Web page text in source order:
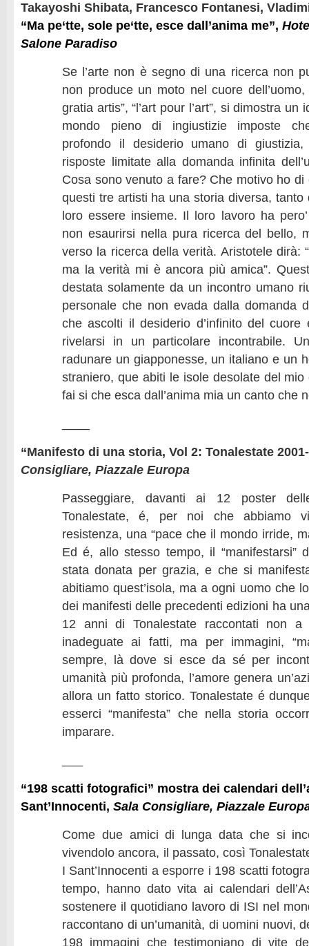
Takayoshi Shibata, Francesco Fontanesi,
“Ma pe‘tte, sole pe‘tte, esce dall’anima me”,
Salone Paradiso
Se l’arte non è segno di una ricerca non
non produce un moto nel cuore dell’uomo,
gratia artis”, “l’art pour l’art”, si dimostra
mondo pieno di ingiustizie imposte
profondo il desiderio umano di
risposte limitate alla domanda infinita
Cosa sono venuto a fare? Che motivo ho
questi tre artisti ha una storia diversa, tanto
loro essere insieme. Il loro lavoro ha
non esaurirsi nella pura ricerca del bello,
verso la ricerca della verità. Aristotele dirà:
ma la verità mi è ancora più amica”.
destata solamente da un incontro umano
personale che non evada dalla domanda
che ascolti il desiderio d’infinito del cuore
rivelarsi in un particolare incontrabile.
radunare un giapponesse, un italiano e un
straniero, que abiti le isole desolate del
fai si che esca dall’anima mia un canto che
“Manifesto di una storia, Vol 2: Tonalestate
Consigliare, Piazzale Europa
Passeggiare, davanti ai 12 poster
Tonalestate, é, per noi che abbiamo
resistenza, una “pace che il mondo irride,
Ed é, allo stesso tempo, il “manifestarsi”
stata donata per grazia, e che si
abitiamo quest’isola, ma a ogni uomo che
dei manifesti delle precedenti edizioni ha
12 anni di Tonalestate raccontati non a
inadeguate ai fatti, ma per immagini,
sempre, là dove si esce da sé per
umanità più profonda, l’amore genera
allora un fatto storico. Tonalestate é
esserci “manifesta” che nella storia
imparare.
“198 scatti fotografici” mostra dei calendari
Sant’Innocenti, Sala Consigliare, Piazzale
Come due amici di lunga data che si
vivendolo ancora, il passato, così
I Sant’Innocenti a esporre i 198 scatti
tempo, hanno dato vita ai calendari
sostenere il quotidiano lavoro di ISI nel
raccontano di un’umanità, di uomini nuovi,
198 immagini che testimoniano di vite